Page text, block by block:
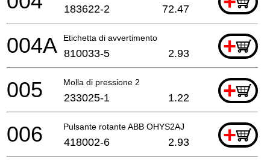
183622-2 72.47
Etichetta di avvertimento +
004A 810033-5 2.93
Molla di pressione 2 +
005 233025-1 1.22
Pulsante rotante ABB OHYS2AJ +
006 418002-6 2.93